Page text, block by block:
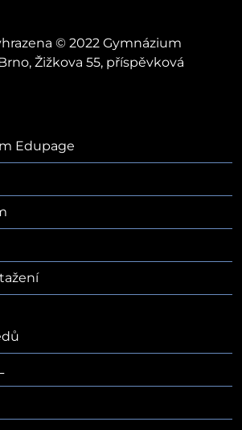
Edupage
© 2022 Gymnázium
Žižkova 55, příspěvková